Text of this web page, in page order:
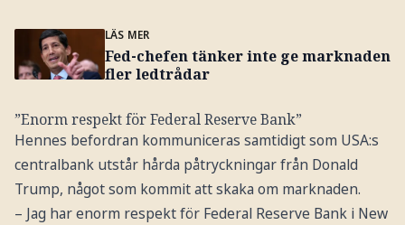
LÄS MER
Fed-chefen tänker inte ge marknaden
fler ledtrådar
”Enorm respekt för Federal Reserve Bank”
Hennes befordran kommuniceras samtidigt som USA:s
centralbank utstår hårda påtryckningar från Donald
Trump, något som kommit att skaka om marknaden.
– Jag har enorm respekt för Federal Reserve Bank i New